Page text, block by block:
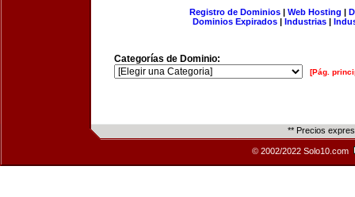
Registro de Dominios| Web Hosting |
Dominios Expirados | Industrias |
Categorías de Dominio:
[Pág.
** Precios
© 2002/2022 Solo10.com